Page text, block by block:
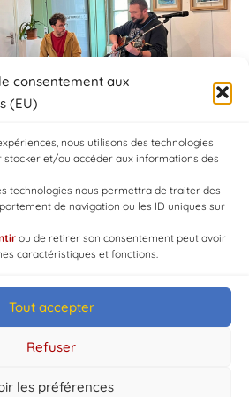
consentement aux
(EU)
nous utilisons des technologies
stocker et/ou accéder aux informations des
technologies nous permettra de traiter des
de navigation ou les ID uniques sur
ou de retirer son consentement peut avoir
caractéristiques et fonctions.
Tout accepter
Refuser
les préférences
[2004-2024] | Tous droits réservés.
byWEB3-DESIGN